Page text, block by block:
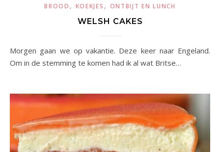
BROOD , KOEKJES , ONTBIJT EN LUNCH
WELSH CAKES
Morgen gaan we op vakantie. Deze keer naar Engeland.
Om in de stemming te komen had ik al wat Britse…